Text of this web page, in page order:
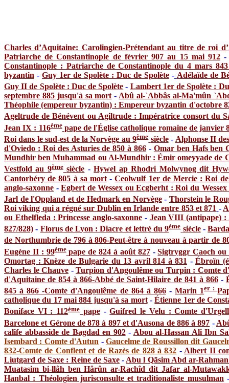
Charles d’Aquitaine: Carolingien-Prétendant au titre de roi
Patriarche de Constantinople de février 907 au 15 mai 912
Constantinople : Patriarche de Constantinople du 4 mars
byzantin - Guy 1er de Spolète : Duc de Spolète - Adélaïde de
Guy II de Spolète : Duc de Spolète - Lambert 1er de Spolète :
septembre 885 jusqu'à sa mort - Abû al-`Abbâs al-Ma'mûn
Théophile (empereur byzantin) : Empereur byzantin d'octobre
Ageltrude de Bénévent ou Agiltrude : Impératrice consort du
Jean IX : 116ème pape de l'Église catholique romaine de janvier
Roi dans le sud-est de la Norvège au 9ème siècle - Alphonse II
d'Oviedo : Roi des Asturies de 850 à 866 - Omar ben Hafs ben
Mundhir ben Muhammad ou Al-Mundhir : Émir omeyyade de
Vestfold au 9ème siècle -Hywel ap Rhodri Molwynog dit
Cantorbéry de 805 à sa mort -Ceolwulf 1er de Mercie : Roi
anglo-saxonne -Egbert de Wessex ou Ecgberht : Roi du
Jarl de l'Oppland et de Hedmark en Norvège - Thorstein le
Roi viking qui a régné sur Dublin en Irlande entre 853 et 871 -
ou Ethelfleda : Princesse anglo-saxonne - Jean VIII (antipape) :
827/828) - Florus de Lyon : Diacre et lettré du 9ème siècle -
de Northumbrie de 796 à 806-Peut-être à nouveau à partir de
Eugène II : 99ème pape de 824 à août 827 -Sigtryggr Caoch
Omortag : Knèze de Bulgarie du 13 avril 814 à 831 - Ébroïn
Charles le Chauve - Turpion d'Angoulême ou Turpin : Comte
d'Aquitaine de 854 à 866-Abbé de Saint-Hilaire de 841 à 866 -
845 à 866 -Comte d'Angoulême de 864 à 866 -Marin 1er :
catholique du 17 mai 884 jusqu'à sa mort -Étienne 1er de
Boniface VI : 112ème pape -Guifred le Velu : Comte
Barcelone et Gérone de 878 à 897 et d'Ausona de 886 à 897 -
calife abbasside de Bagdad en 902 - Abou al-Hassan Ali Ibn
Isembard : Comte d'Autun - Gaucelme de Roussillon dit
832-Comte de Conflent et de Razès de 828 à 832 - Albert II
Liutgard de Saxe : Reine de Saxe - Abu l Qāsim Abd ar-
Muatasim bi-llâh ben Hârûn ar-Rachîd dit Jafar al-
Hanbal : Théologien jurisconsulte et traditionaliste musulman